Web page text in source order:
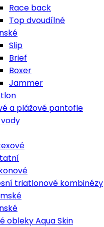
Race back
Top dvoudílné
Slip
Brief
Boxer
Jammer
a plážové pantofle
triatlonové kombinézy
obleky Aqua Skin